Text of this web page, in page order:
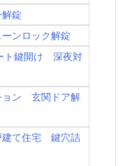
錠
ンロック解錠
ト鍵開け 深夜対
ョン 玄関ドア解
建て住宅 鍵穴詰